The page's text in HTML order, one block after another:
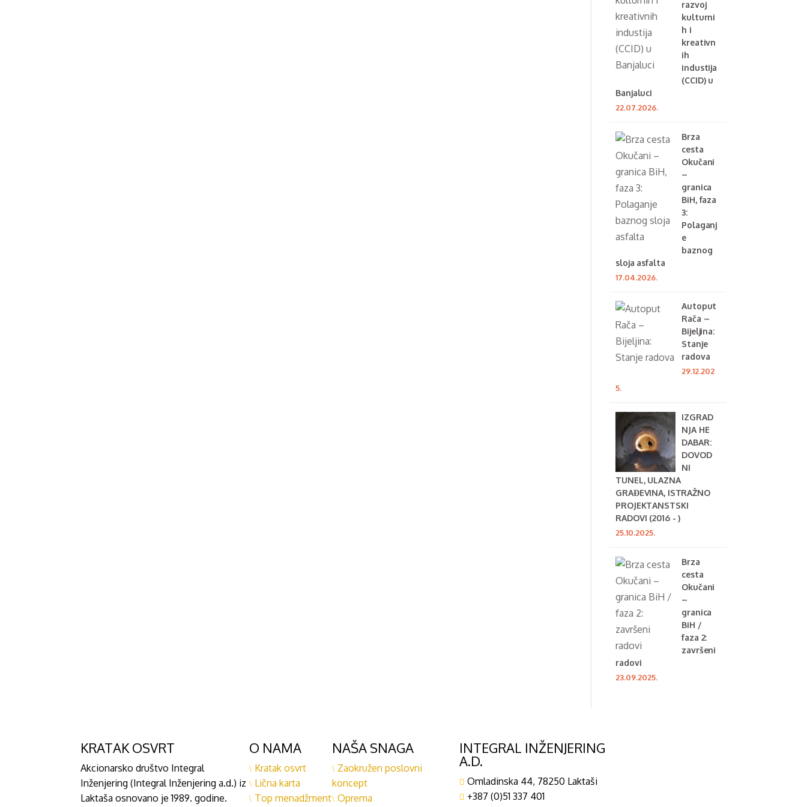
razvoj
kulturni
h i
kreativn
ih
industija
(CCID) u
Banjaluci
22.07.2026.
Brza
cesta
Okučani
–
granica
BiH, faza
3:
Polaganj
e
baznog
sloja asfalta
17.04.2026.
Autoput
Rača –
Bijeljina:
Stanje
radova
29.12.202
5.
IZGRAD
NJA HE
DABAR:
DOVOD
NI
TUNEL, ULAZNA
GRAĐEVINA, ISTRAŽNO
PROJEKTANSTSKI
RADOVI (2016 - )
25.10.2025.
Brza
cesta
Okučani
–
granica
BiH /
faza 2:
završeni
radovi
23.09.2025.
KRATAK OSVRT
Akcionarsko društvo Integral
Inženjering (Integral Inženjering a.d.) iz
Laktaša osnovano je 1989. godine.
O NAMA
Kratak osvrt
Lična karta
Top menadžment
NAŠA SNAGA
Zaokružen poslovni
koncept
Oprema
INTEGRAL INŽENJERING
A.D.
Omladinska 44, 78250 Laktaši
+387 (0)51 337 401